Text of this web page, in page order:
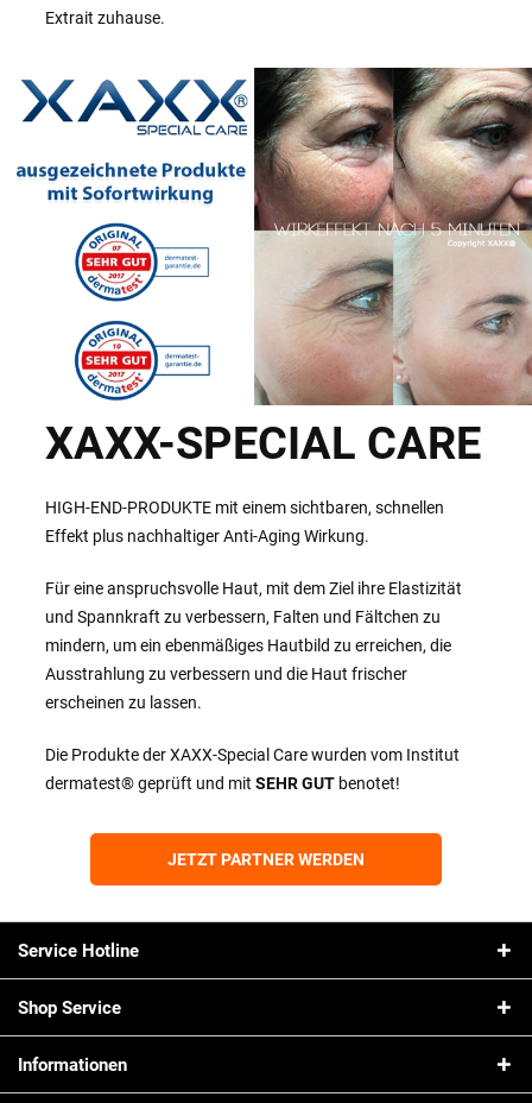
Extrait zuhause.
XAXX-SPECIAL CARE
HIGH-END-PRODUKTE mit einem sichtbaren, schnellen
Effekt plus nachhaltiger Anti-Aging Wirkung.
Für eine anspruchsvolle Haut, mit dem Ziel ihre Elastizität
und Spannkraft zu verbessern, Falten und Fältchen zu
mindern, um ein ebenmäßiges Hautbild zu erreichen, die
Ausstrahlung zu verbessern und die Haut frischer
erscheinen zu lassen.
Die Produkte der XAXX-Special Care wurden vom Institut
dermatest® geprüft und mitSEHR GUT benotet!
JETZT PARTNER WERDEN
Service Hotline
Shop Service
Informationen